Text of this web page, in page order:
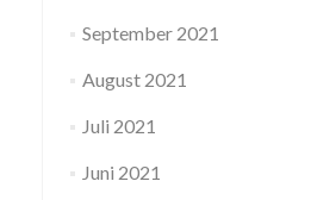
September 2021
August 2021
Juli 2021
Juni 2021